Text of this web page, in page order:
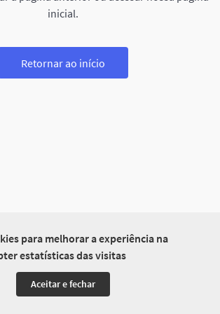
para melhorar a experiência na
estatísticas das visitas
Aceitar e fechar
inicial.
Retornar ao início